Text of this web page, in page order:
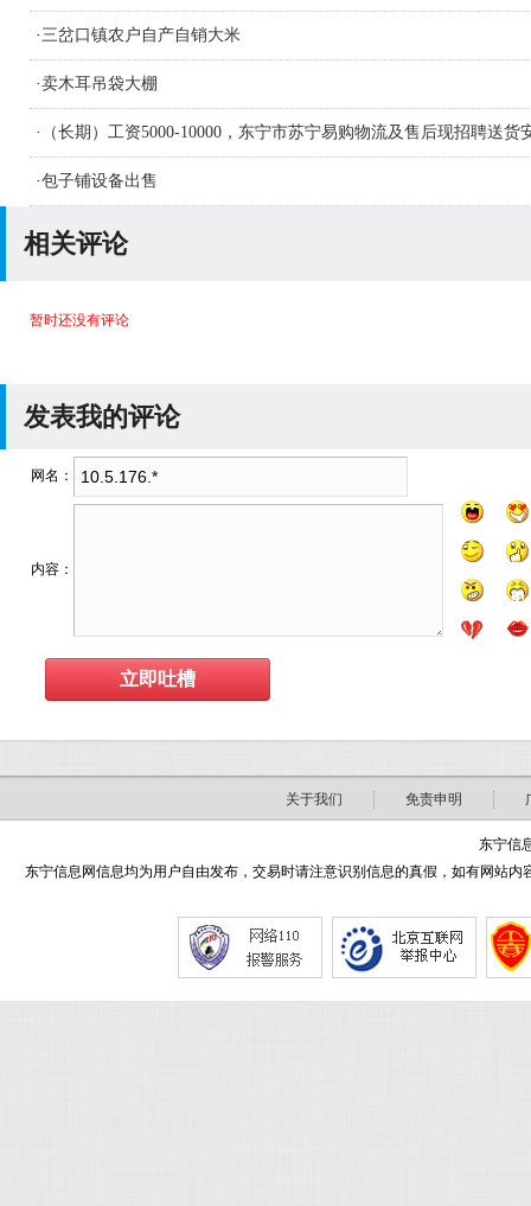
·三岔口镇农户自产自销大米
·卖木耳吊袋大棚
·
（长期）工资5000-10000，东宁市苏宁易购物流及售后现招聘送货
人员及学徒若干名
·包子铺设备出售
相关评论
暂时还没有评论
发表我的评论
网名：
内容：
关于我们 免责申明
东宁信
东宁信息网信息均为用户自由发布，交易时请注意识别信息的真假，如有网站内